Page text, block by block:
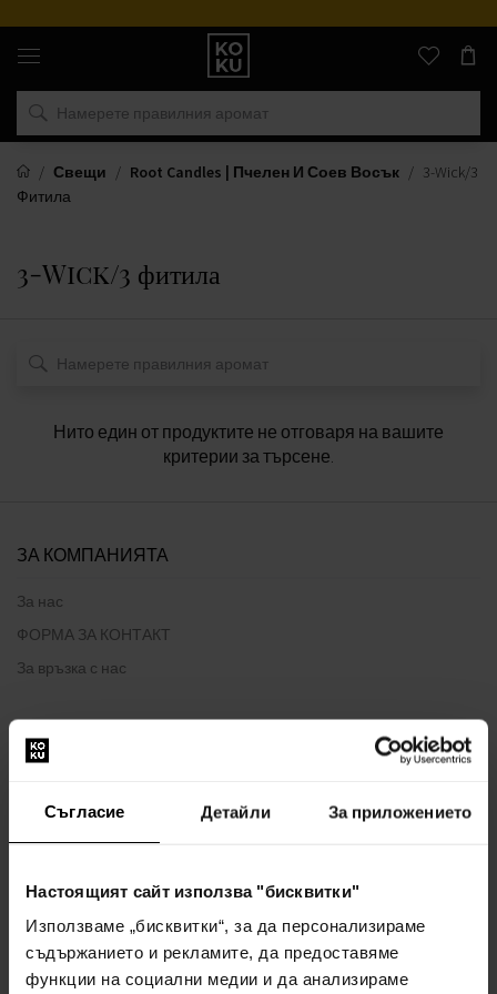
Съгласие Детайли За приложението
Настоящият сайт използва "бисквитки"
Използваме „бисквитки“, за да персонализираме
съдържанието и рекламите, да предоставяме
функции на социални медии и да анализираме
Оригинални
парфюми
часовници
на
място
Свещи
Root Candles | Пчелен И Соев Восък
3-Wick/3
Фитила
3-Wick/3 фитила
Нито един от продуктите не отговаря на вашите
критерии за търсене.
ЗА КОМПАНИЯТА
За нас
ФОРМА ЗА КОНТАКТ
За връзка с нас
ВСИЧКО ЗА ПАЗАРУВАНЕТО
Общи правила и условия
Политика за поверителност
ФОРМУЛЯР ЗА ОПЛАКВАНЕ
Кога ще получа поръчаните стоки?
Защо парфюми и часовници от нас?